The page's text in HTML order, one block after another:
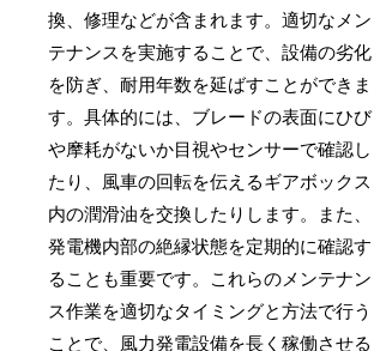
換、修理などが含まれます。適切なメン
テナンスを実施することで、設備の劣化
を防ぎ、耐用年数を延ばすことができま
す。具体的には、ブレードの表面にひび
や摩耗がないか目視やセンサーで確認し
たり、風車の回転を伝えるギアボックス
内の潤滑油を交換したりします。また、
発電機内部の絶縁状態を定期的に確認す
ることも重要です。これらのメンテナン
ス作業を適切なタイミングと方法で行う
ことで、風力発電設備を長く稼働させる